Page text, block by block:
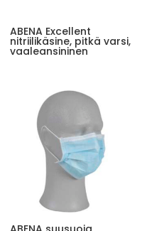
ABENA Excellent
nitriilikäsine, pitkä varsi,
vaaleansininen